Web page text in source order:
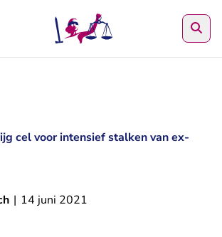
cel voor intensief stalken van ex-
| 14 juni 2021